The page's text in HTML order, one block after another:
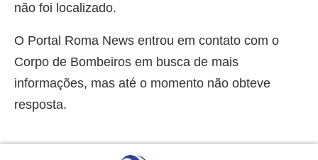
não foi localizado.
O Portal Roma News entrou em contato com o
Corpo de Bombeiros em busca de mais
informações, mas até o momento não obteve
resposta.